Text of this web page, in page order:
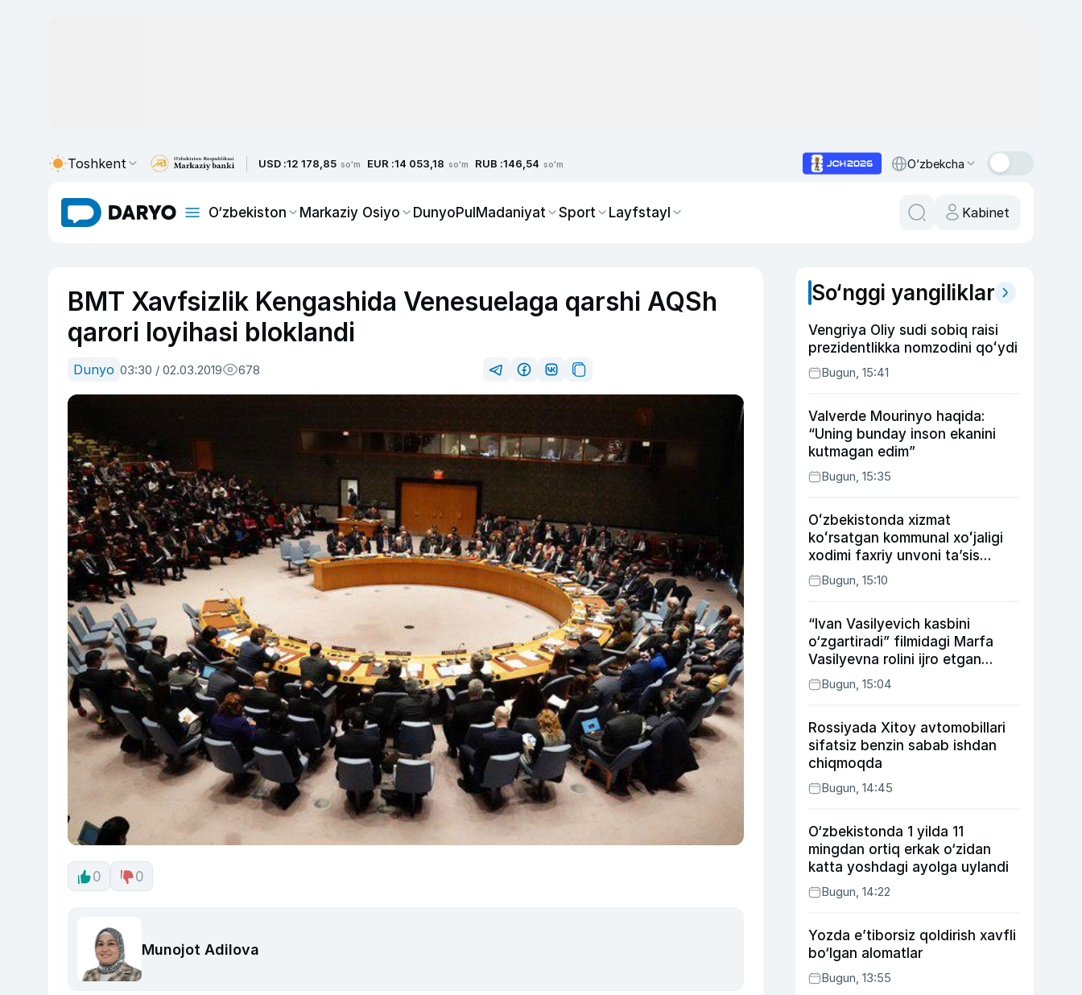
Toshkent USD :12 178,85 so'm EUR :14 053,18 so'm RUB :146,54 so'm O‘zbekcha
O‘zbekiston Markaziy Osiyo DunyoPulMadaniyat Sport Layfstayl Kabinet
BMT Xavfsizlik Kengashida Venesuelaga qarshi AQSh
qarori loyihasi bloklandi
Dunyo 03:30 / 02.03.2019 678
0 0
Munojot Adilova
So‘nggi yangiliklar
Vengriya Oliy sudi sobiq raisi
prezidentlikka nomzodini qoʻydi
Bugun, 15:41
Valverde Mourinyo haqida:
“Uning bunday inson ekanini
kutmagan edim”
Bugun, 15:35
Oʻzbekistonda xizmat
koʻrsatgan kommunal xoʻjaligi
xodimi faxriy unvoni taʼsis
etilishi mumkin
Bugun, 15:10
“Ivan Vasilyevich kasbini
o‘zgartiradi” filmidagi Marfa
Vasilyevna rolini ijro etgan
aktrisaning taqdiri qanday
kechdi?
Bugun, 15:04
Rossiyada Xitoy avtomobillari
sifatsiz benzin sabab ishdan
chiqmoqda
Bugun, 14:45
O‘zbekistonda 1 yilda 11
mingdan ortiq erkak o‘zidan
katta yoshdagi ayolga uylandi
Bugun, 14:22
Yozda e’tiborsiz qoldirish xavfli
bo‘lgan alomatlar
Bugun, 13:55